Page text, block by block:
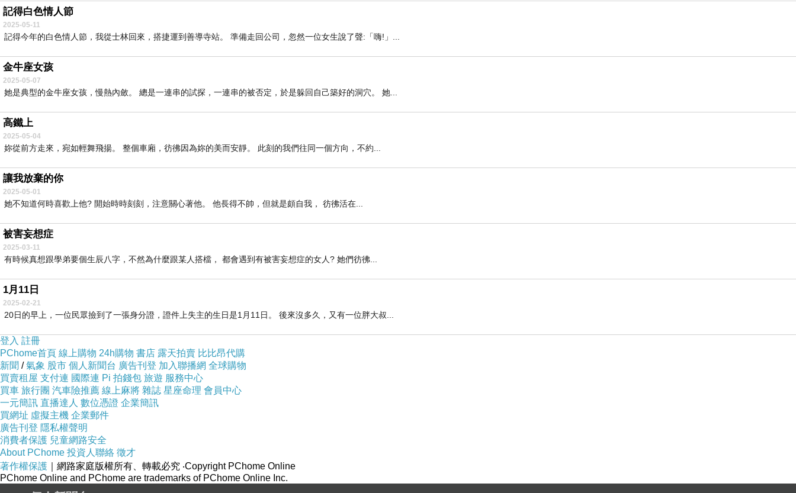
記得白色情人節
2025-05-11
記得今年的白色情人節，我從士林回來，搭捷運到善導寺站。 準備走回公司，忽然一位女生說了聲:「嗨!」...
金牛座女孩
2025-05-07
她是典型的金牛座女孩，慢熱內斂。 總是一連串的試探，一連串的被否定，於是躲回自己築好的洞穴。 她...
高鐵上
2025-05-04
妳從前方走來，宛如輕舞飛揚。 整個車廂，彷彿因為妳的美而安靜。 此刻的我們往同一個方向，不約...
讓我放棄的你
2025-05-01
她不知道何時喜歡上他? 開始時時刻刻，注意關心著他。 他長得不帥，但就是頗自我， 彷彿活在...
被害妄想症
2025-03-11
有時候真想跟學弟要個生辰八字，不然為什麼跟某人搭檔， 都會遇到有被害妄想症的女人? 她們彷彿...
1月11日
2025-02-21
20日的早上，一位民眾撿到了一張身分證，證件上失主的生日是1月11日。 後來沒多久，又有一位胖大叔...
登入 註冊
PChome首頁 線上購物 24h購物 書店 露天拍賣 比比昂代購
新聞 /氣象 股市 個人新聞台 廣告刊登 加入聯播網 全球購物
買賣租屋 支付連 國際連 Pi 拍錢包 旅遊 服務中心
買車 旅行團 汽車險推薦 線上麻將 雜誌 星座命理 會員中心
一元簡訊 直播達人 數位憑證 企業簡訊
買網址 虛擬主機 企業郵件
廣告刊登 隱私權聲明
消費者保護 兒童網路安全
About PChome 投資人聯絡 徵才
著作權保護 ｜網路家庭版權所有、轉載必究 ‧Copyright PChome Online
PChome Online and PChome are trademarks of PChome Online Inc.